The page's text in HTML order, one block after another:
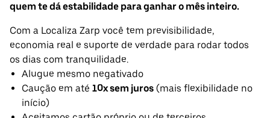
quem te dá estabilidade para ganhar o mês inteiro.
Com a Localiza Zarp você tem previsibilidade,
economia real e suporte de verdade para rodar todos
os dias com tranquilidade.
Alugue mesmo negativado
Caução em até 10x sem juros (mais flexibilidade no
início)